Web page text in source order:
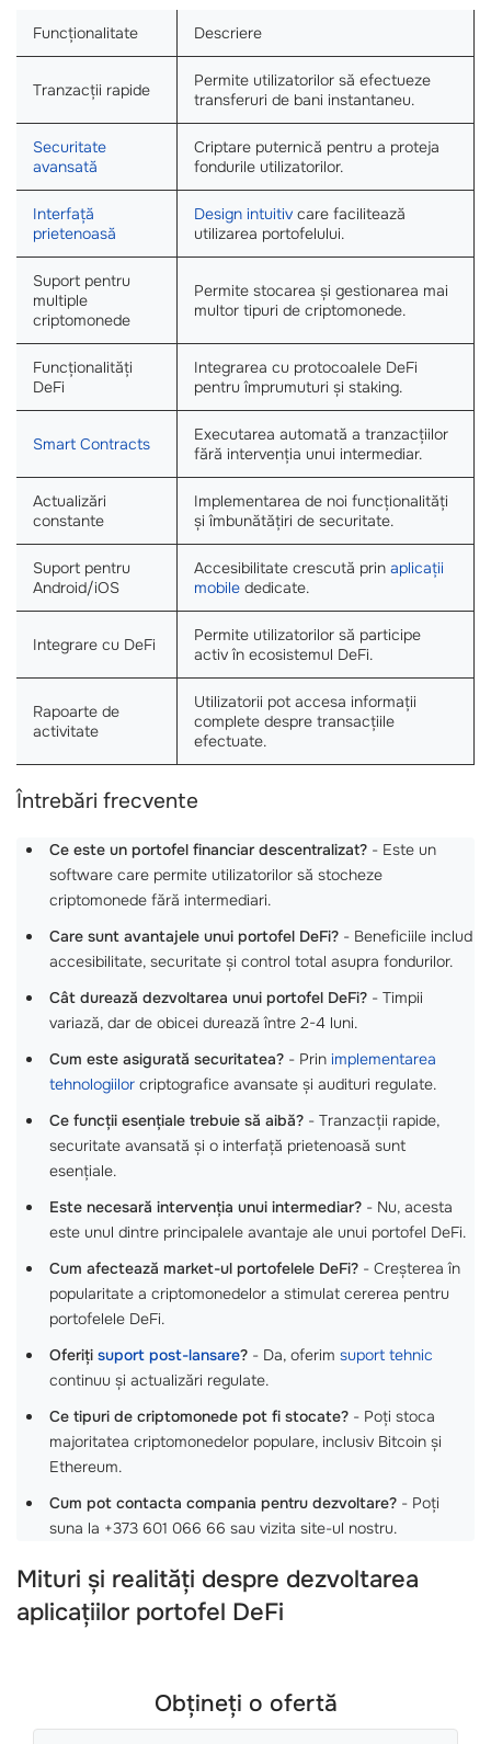
Funcționalitate Descriere
Tranzacții rapide
Permite utilizatorilor să efectueze
transferuri de bani instantaneu.
Securitate
avansată
Criptare puternică pentru a proteja
fondurile utilizatorilor.
Interfață
prietenoasă
Design intuitiv care facilitează
utilizarea portofelului.
Suport pentru
multiple
criptomonede
Permite stocarea și gestionarea mai
multor tipuri de criptomonede.
Funcționalități
DeFi
Integrarea cu protocoalele DeFi
pentru împrumuturi și staking.
Smart Contracts
Executarea automată a tranzacțiilor
fără intervenția unui intermediar.
Actualizări
constante
Implementarea de noi funcționalități
și îmbunătățiri de securitate.
Suport pentru
Android/iOS
Accesibilitate crescută prin aplicații
mobile dedicate.
Integrare cu DeFi
Permite utilizatorilor să participe
activ în ecosistemul DeFi.
Rapoarte de
activitate
Utilizatorii pot accesa informații
complete despre transacțiile
efectuate.
Întrebări frecvente
Ce este un portofel financiar descentralizat? - Este un
software care permite utilizatorilor să stocheze
criptomonede fără intermediari.
Care sunt avantajele unui portofel DeFi? - Beneficiile includ
accesibilitate, securitate și control total asupra fondurilor.
Cât durează dezvoltarea unui portofel DeFi? - Timpii
variază, dar de obicei durează între 2-4 luni.
Cum este asigurată securitatea? - Prin implementarea
tehnologiilor criptografice avansate și audituri regulate.
Ce funcții esențiale trebuie să aibă? - Tranzacții rapide,
securitate avansată și o interfață prietenoasă sunt
esențiale.
Este necesară intervenția unui intermediar? - Nu, acesta
este unul dintre principalele avantaje ale unui portofel DeFi.
Cum afectează market-ul portofelele DeFi? - Creșterea în
popularitate a criptomonedelor a stimulat cererea pentru
portofelele DeFi.
Oferiți suport post-lansare? - Da, oferim suport tehnic
continuu și actualizări regulate.
Ce tipuri de criptomonede pot fi stocate? - Poți stoca
majoritatea criptomonedelor populare, inclusiv Bitcoin și
Ethereum.
Cum pot contacta compania pentru dezvoltare? - Poți
suna la +373 601 066 66 sau vizita site-ul nostru.
Mituri și realități despre dezvoltarea
aplicațiilor portofel DeFi
Obțineți o ofertă